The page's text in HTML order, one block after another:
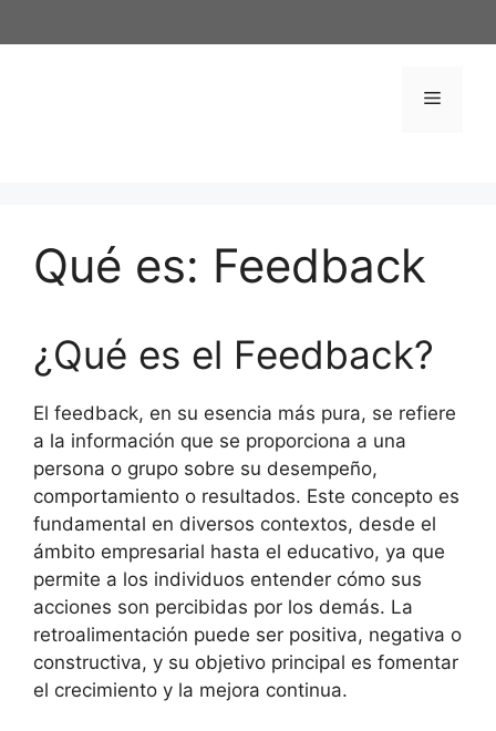
al
Menú
Qué es: Feedback
¿Qué es el Feedback?
El feedback, en su esencia más pura, se refiere
a la información que se proporciona a una
persona o grupo sobre su desempeño,
comportamiento o resultados. Este concepto es
fundamental en diversos contextos, desde el
ámbito empresarial hasta el educativo, ya que
permite a los individuos entender cómo sus
acciones son percibidas por los demás. La
retroalimentación puede ser positiva, negativa o
constructiva, y su objetivo principal es fomentar
el crecimiento y la mejora continua.